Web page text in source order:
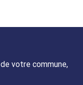
votre commune,